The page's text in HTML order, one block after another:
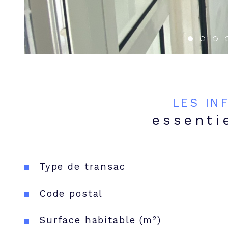
LES
Caractéristiques Valeurs
Type de transac
Code postal
Surface habitable (m²)